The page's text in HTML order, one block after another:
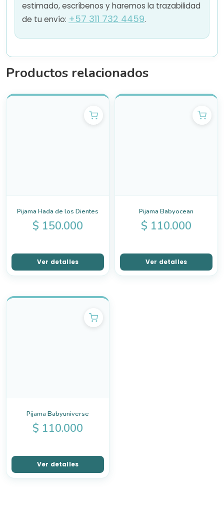
estimado, escríbenos y haremos la trazabilidad
de tu envío: +57 311 732 4459.
Productos relacionados
Pijama Hada de los Dientes
$ 150.000
Ver detalles
Pijama Babyocean
$ 110.000
Ver detalles
Pijama Babyuniverse
$ 110.000
Ver detalles